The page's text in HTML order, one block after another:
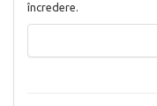
încredere.